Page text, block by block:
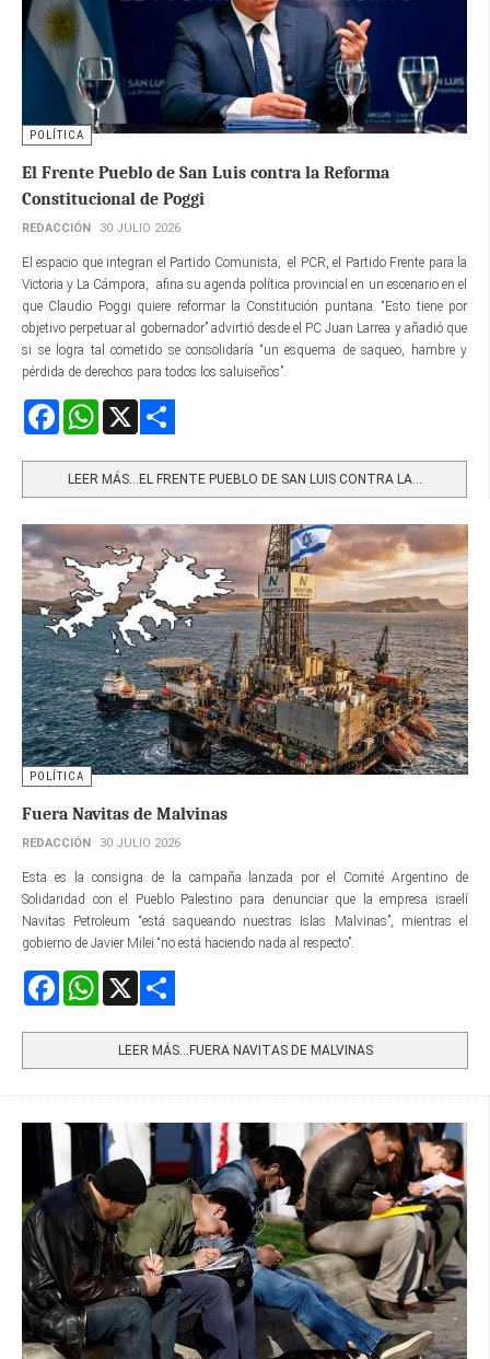
POLÍTICA
El Frente Pueblo de San Luis contra la Reforma
Constitucional de Poggi
REDACCIÓN 30 JULIO 2026
El espacio que integran el Partido Comunista, el PCR, el Partido Frente para la
Victoria y La Cámpora, afina su agenda política provincial en un escenario en el
que Claudio Poggi quiere reformar la Constitución puntana. “Esto tiene por
objetivo perpetuar al gobernador” advirtió desde el PC Juan Larrea y añadió que
si se logra tal cometido se consolidaría “un esquema de saqueo, hambre y
pérdida de derechos para todos los saluiseños”.
FacebookWhatsApp
LEER MÁS…EL FRENTE PUEBLO DE SAN LUIS CONTRA LA...
POLÍTICA
Fuera Navitas de Malvinas
REDACCIÓN 30 JULIO 2026
Esta es la consigna de la campaña lanzada por el Comité Argentino de
Solidaridad con el Pueblo Palestino para denunciar que la empresa israelí
Navitas Petroleum “está saqueando nuestras Islas Malvinas”, mientras el
gobierno de Javier Milei “no está haciendo nada al respecto”.
FacebookWhatsApp
LEER MÁS…FUERA NAVITAS DE MALVINAS